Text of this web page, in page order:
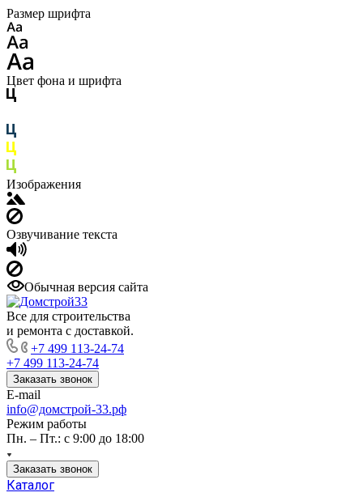
Размер шрифта
Цвет фона и шрифта
Изображения
Озвучивание текста
Обычная версия сайта
Все для строительства
и ремонта с доставкой.
+7 499 113-24-74
+7 499 113-24-74
Заказать звонок
E-mail
info@домстрой-33.рф
Режим работы
Пн. – Пт.: с 9:00 до 18:00
Заказать звонок
Каталог